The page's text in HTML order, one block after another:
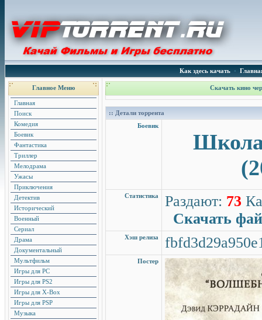
Как здесь качать•
Главное Меню
Главная
Поиск
Комедия
Боевик
Фантастика
Триллер
Мелодрама
Ужасы
Приключения
Детектив
Исторический
Военный
Сериал
Драма
Документальный
Мультфильм
Игры для PC
Игры для PS2
Игры для X-Box
Игры для PSP
Музыка
Скачать кино
:: Детали торрента
Боевик
Школа
Статистика Раздают: 73
Скачать
Хэш релиза
Постер